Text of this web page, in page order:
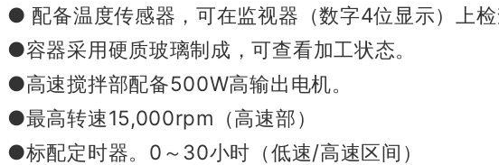
● 配备温度传感器，可在监视器（数字4位显示）上检
●容器采用硬质玻璃制成，可查看加工状态。
●高速搅拌部配备500W高输出电机。
●最高转速15,000rpm（高速部）
●标配定时器。 0～30小时（低速/高速区间）